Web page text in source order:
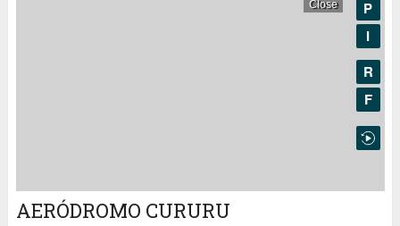
AERÓDROMO CURURU